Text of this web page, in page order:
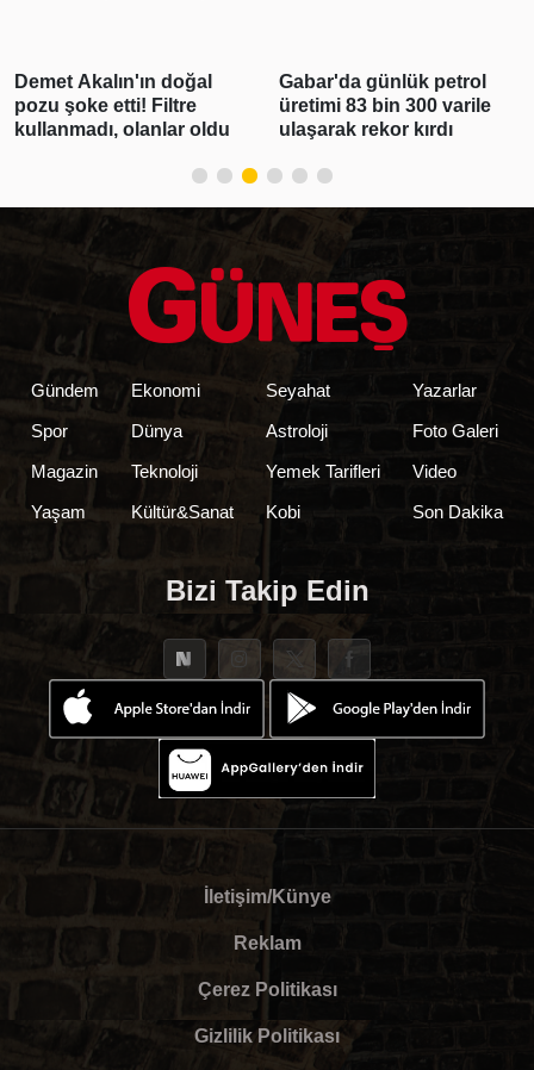
Demet Akalın'ın doğal
pozu şoke etti! Filtre
kullanmadı, olanlar oldu
Gabar'da günlük petrol
üretimi 83 bin 300 varile
ulaşarak rekor kırdı
Gündem
Spor
Magazin
Yaşam
Ekonomi
Dünya
Teknoloji
Kültür&Sanat
Seyahat
Astroloji
Yemek Tarifleri
Kobi
Yazarlar
Foto Galeri
Video
Son Dakika
Bizi Takip Edin
İletişim/Künye
Reklam
Çerez Politikası
Gizlilik Politikası